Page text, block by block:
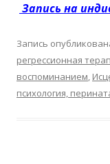
Запись на
Запись
регрессионная
воспоминанием,
психология,